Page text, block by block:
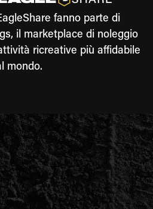
fanno parte di
il marketplace di noleggio
ricreative più affidabile
mondo.